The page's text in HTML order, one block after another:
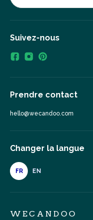
Suivez-nous
Prendre contact
hello@wecandoo.com
Changer la langue
FR EN
WECANDOO